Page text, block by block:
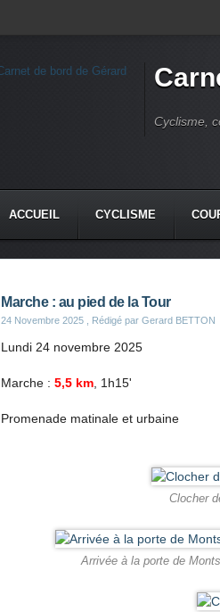
Cyclisme,
ACCUEIL CYCLISME
Marche : au pied de la Tour
24 Novembre 2025 , Rédigé par Gerard BETTON
Lundi 24 novembre 2025
Marche : 5,5 km , 1h15'
Promenade matinale et urbaine
Clocher
Arrivée à la porte de